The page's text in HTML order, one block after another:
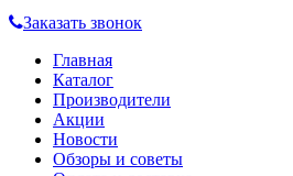
Заказать звонок
Главная
Каталог
Производители
Акции
Новости
Обзоры и советы